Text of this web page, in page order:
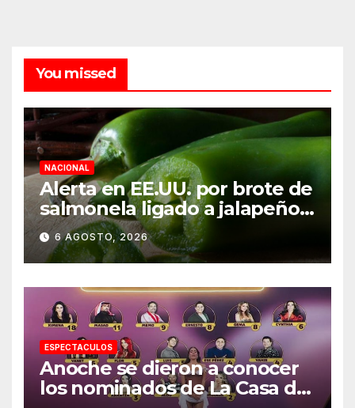
You missed
NACIONAL
Alerta en EE.UU. por brote de
salmonela ligado a jalapeños
mexicanos; reportan 345
casos
6 AGOSTO, 2026
ESPECTACULOS
Anoche se dieron a conocer
los nominados de La Casa de